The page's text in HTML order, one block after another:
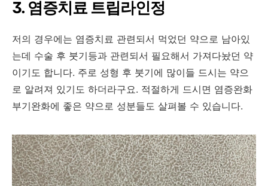
3. 염증치료 트립라인정
저의 경우에는 염증치료 관련되서 먹었던 약으로 남아있
는데 수술 후 붓기등과 관련되서 필요해서 가져다놨던 약
이기도 합니다. 주로 성형 후 붓기에 많이들 드시는 약으
로 알려져 있기도 하더라구요. 적절하게 드시면 염증완화
부기완화에 좋은 약으로 성분들도 살펴볼 수 있습니다.